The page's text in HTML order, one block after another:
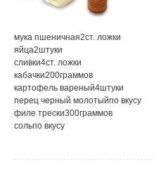
мука пшеничная2ст. ложки
яйца2штуки
сливки4ст. ложки
кабачки200граммов
картофель вареный4штуки
перец черный молотыйпо вкусу
филе трески300граммов
сольпо вкусу